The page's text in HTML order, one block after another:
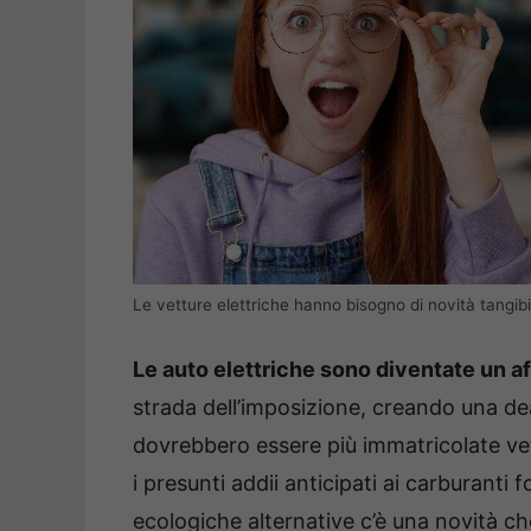
Le vetture elettriche hanno bisogno di novità
Le auto elettriche sono diventate un
strada dell’imposizione, creando una
dovrebbero essere più immatricolate
i presunti addii anticipati ai carburanti
ecologiche alternative c’è una novità